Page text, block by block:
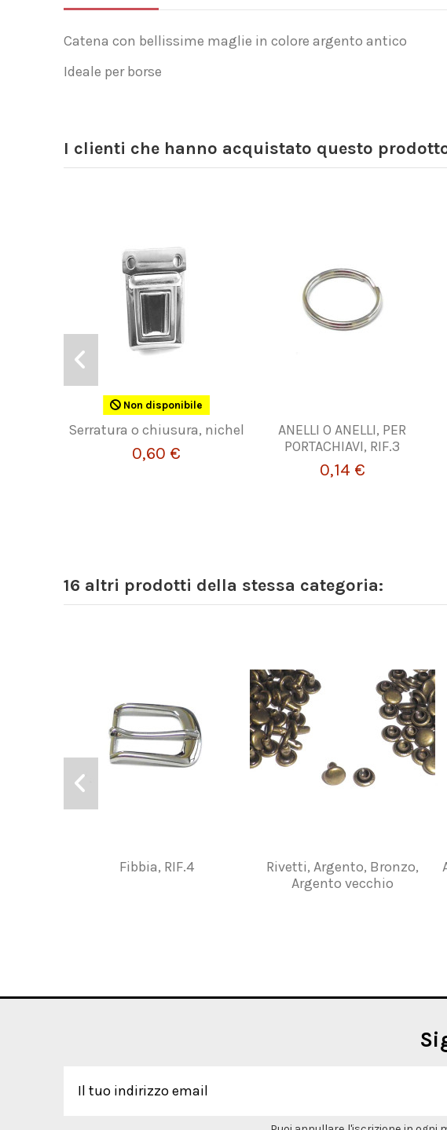
Catena con bellissime maglie in colore argento antico
Ideale per borse
I clienti che hanno acquistato questo
Non disponibile
Serratura o chiusura, nichel
0,60 €
ANELLI O ANELLI, PER
PORTACHIAVI, RIF.3
0,14 €
16 altri prodotti della stessa categoria:
Fibbia, RIF.4
Rivetti, Argento, Bronzo,
Argento vecchio